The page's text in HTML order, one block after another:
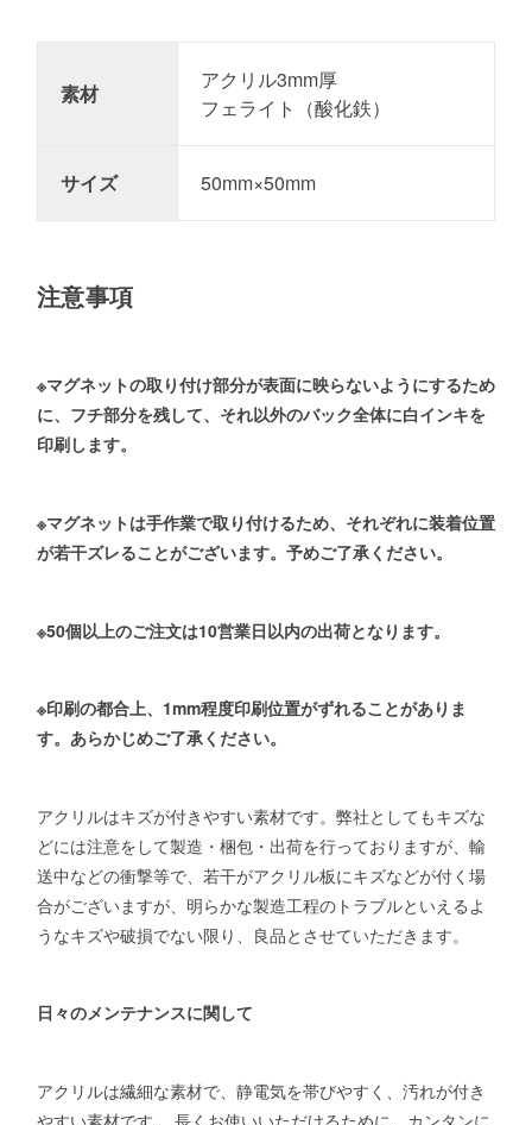
素材
アクリル3mm厚
フェライト（酸化鉄）
サイズ 50mm×50mm
注意事項
※マグネットの取り付け部分が表面に映らないようにするため
に、フチ部分を残して、それ以外のバック全体に白インキを
印刷します。
※マグネットは手作業で取り付けるため、それぞれに装着位置
が若干ズレることがございます。予めご了承ください。
※50個以上のご注文は10営業日以内の出荷となります。
※印刷の都合上、1mm程度印刷位置がずれることがありま
す。あらかじめご了承ください。
アクリルはキズが付きやすい素材です。弊社としてもキズな
どには注意をして製造・梱包・出荷を行っておりますが、輸
送中などの衝撃等で、若干がアクリル板にキズなどが付く場
合がございますが、明らかな製造工程のトラブルといえるよ
うなキズや破損でない限り、良品とさせていただきます。
日々のメンテナンスに関して
アクリルは繊細な素材で、静電気を帯びやすく、汚れが付き
やすい素材です。 長くお使いいただけるために、カンタンに